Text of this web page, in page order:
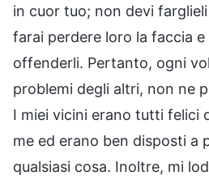
in cuor tuo; non devi
farai perdere loro la faccia e
offenderli. Pertanto, ogni
problemi degli altri, non ne
I miei vicini erano tutti felici
me ed erano ben disposti a
qualsiasi cosa. Inoltre, mi